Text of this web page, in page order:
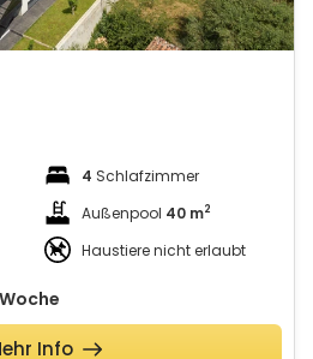
4 Schlafzimmer
Außenpool 40 m2
Haustiere nicht erlaubt
Info